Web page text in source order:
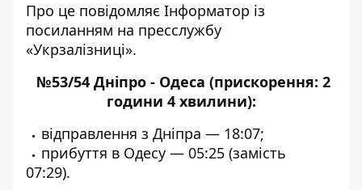
Про це повідомляє Інформатор із
посиланням на пресслужбу
«Укрзалізниці».
№53/54 Дніпро - Одеса (прискорення: 2
години 4 хвилини):
відправлення з Дніпра — 18:07;
прибуття в Одесу — 05:25 (замість
07:29).